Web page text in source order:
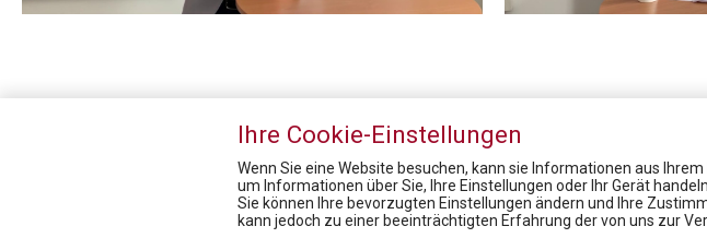
Pharmig Academy
Ihre Cookie-Einstellungen
Wenn Sie eine Website besuchen, kann sie Informationen aus
um Informationen über Sie, Ihre Einstellungen oder Ihr Gerät
Sie können Ihre bevorzugten Einstellungen ändern und Ihre
kann jedoch zu einer beeinträchtigten Erfahrung der von uns zur